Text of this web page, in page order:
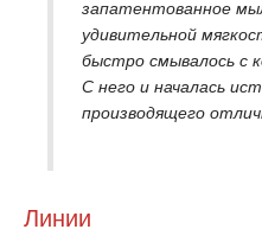
запатентованное
удивительной
быстро смывалось с
С него и началась
производящего
Линии